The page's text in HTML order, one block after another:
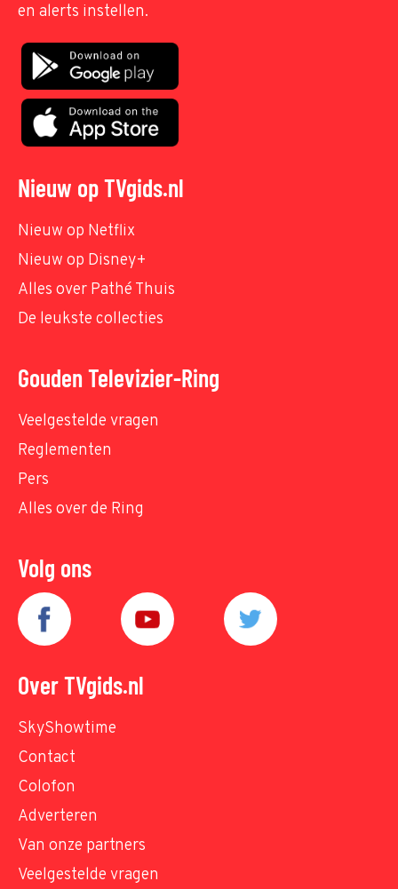
en alerts instellen.
Nieuw op TVgids.nl
Nieuw op Netflix
Nieuw op Disney+
Alles over Pathé Thuis
De leukste collecties
Gouden Televizier-Ring
Veelgestelde vragen
Reglementen
Pers
Alles over de Ring
Volg ons
Over TVgids.nl
SkyShowtime
Contact
Colofon
Adverteren
Van onze partners
Veelgestelde vragen